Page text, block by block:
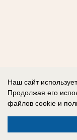
Наш сайт использует
Продолжая его
файлов cookie и